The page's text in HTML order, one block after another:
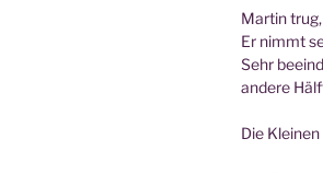
Mar­tin
Er nimmt
Sehr
ande­re
Die